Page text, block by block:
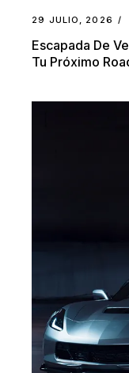
29 JULIO, 2026
Escapada De
Tu Próximo